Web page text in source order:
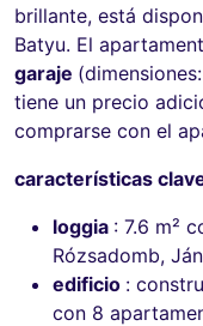
brillante, está
Batyu. El
garaje
tiene un precio
comprarse con el
características
loggia : 7.6 m²
Rózsadomb,
edificio :
con 8